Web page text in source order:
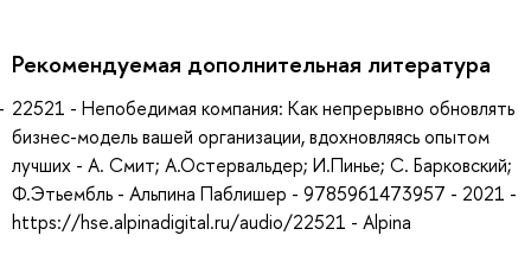
Рекомендуемая дополнительная литература
22521 - Непобедимая компания: Как непрерывно обновлять
бизнес-модель вашей организации, вдохновляясь опытом
лучших - А. Смит; А.Остервальдер; И.Пинье; С. Барковский;
Ф.Этьембль - Альпина Паблишер - 9785961473957 - 2021 -
https://hse.alpinadigital.ru/audio/22521 - Alpina